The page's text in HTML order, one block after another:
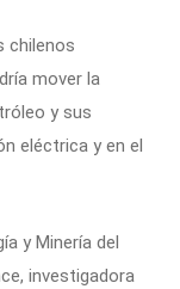
chilenos
mover la
y sus
eléctrica y en el
y Minería del
investigadora